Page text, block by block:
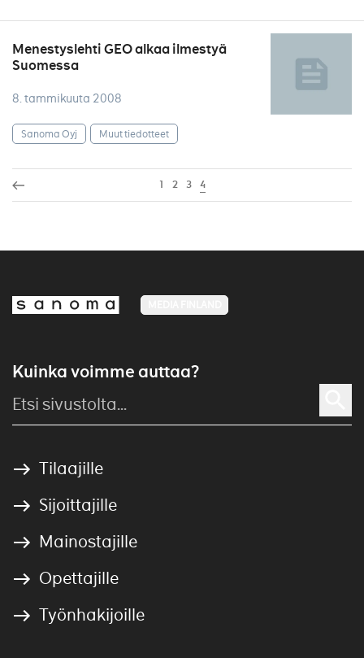
Menestyslehti GEO alkaa ilmestyä
Suomessa
8. tammikuuta 2008
Sanoma Oyj Muut tiedotteet
1 2 3 4
Kuinka voimme auttaa?
Tilaajille
Sijoittajille
Mainostajille
Opettajille
Työnhakijoille